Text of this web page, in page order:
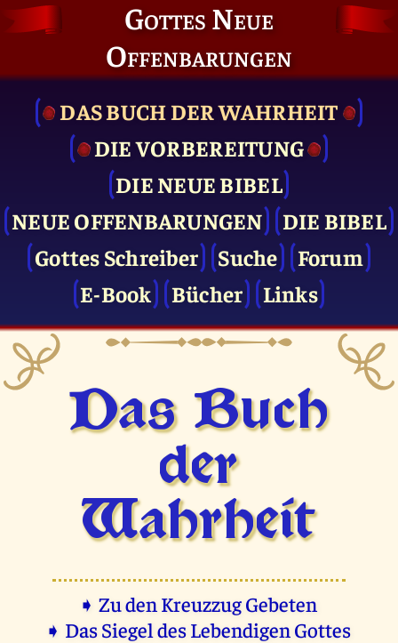
Gottes Neue
Offenbarungen
DAS BUCH DER WAHRHEIT
DIE VOR­BEREITUNG
DIE NEUE BIBEL
NEUE OFFENBARUNGEN
DIE BIBEL
Gottes Schreiber
Suche
Forum
E-Book
Bücher Links
Das Buch
der
Wahrheit
➧ Zu den Kreuzzug Gebeten
➧ Das Siegel des Lebendigen Gottes